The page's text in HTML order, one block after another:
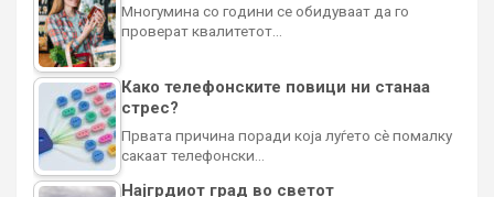
Многумина со години се обидуваат да го
проверат квалитетот…
Како телефонските повици ни станаа
стрес?
Првата причина поради која луѓето сè помалку
сакаат телефонски…
Најгрдиот град во светот